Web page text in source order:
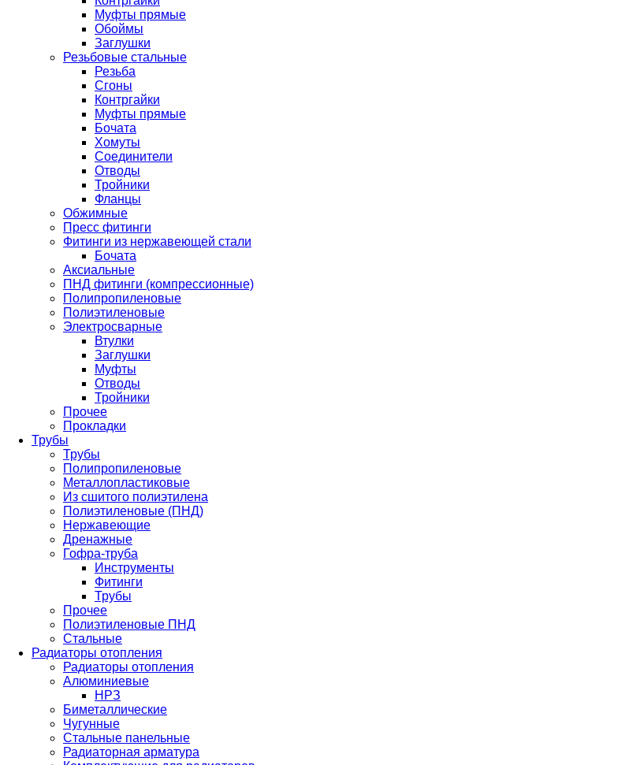
Муфты прямые
Обоймы
Заглушки
Резьбовые стальные
Резьба
Сгоны
Контргайки
Муфты прямые
Бочата
Хомуты
Соединители
Отводы
Тройники
Фланцы
Обжимные
Пресс фитинги
Фитинги из нержавеющей стали
Бочата
Аксиальные
ПНД фитинги (компрессионные)
Полипропиленовые
Полиэтиленовые
Электросварные
Втулки
Заглушки
Муфты
Отводы
Тройники
Прочее
Прокладки
Трубы
Трубы
Полипропиленовые
Металлопластиковые
Из сшитого полиэтилена
Полиэтиленовые (ПНД)
Нержавеющие
Дренажные
Гофра-труба
Инструменты
Фитинги
Трубы
Прочее
Полиэтиленовые ПНД
Стальные
Радиаторы отопления
Радиаторы отопления
Алюминиевые
НРЗ
Биметаллические
Чугунные
Стальные панельные
Радиаторная арматура